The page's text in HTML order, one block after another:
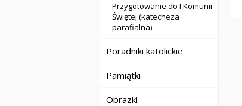
Przygotowanie do I Komunii
Świętej (katecheza
parafialna)
Poradniki katolickie
Pamiątki
Obrazki